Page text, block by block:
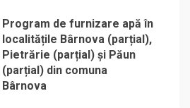
Program de furnizare apă în
localitățile Bârnova (parțial),
Pietrărie (parțial) și Păun
(parțial) din comuna
Bârnova